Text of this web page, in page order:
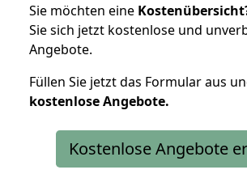
Sie möchten eine
Sie sich jetzt kostenlose und
Angebote.
Füllen Sie jetzt das Formular aus
kostenloseAngebote.
Kostenlose Angebote